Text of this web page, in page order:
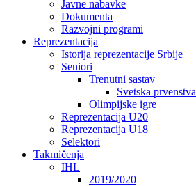
Javne nabavke
Dokumenta
Razvojni programi
Reprezentacija
Istorija reprezentacije Srbije
Seniori
Trenutni sastav
Svetska prvenstva
Olimpijske igre
Reprezentacija U20
Reprezentacija U18
Selektori
Takmičenja
IHL
2019/2020